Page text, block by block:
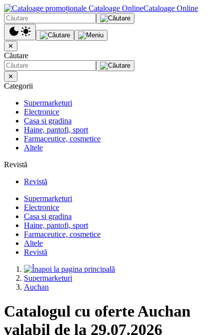
Cataloage Online
✕
Căutare
✕
Categorii
Supermarketuri
Electronice
Casa si gradina
Haine, pantofi, sport
Farmaceutice, cosmetice
Altele
Revistă
Revistă
Supermarketuri
Electronice
Casa si gradina
Haine, pantofi, sport
Farmaceutice, cosmetice
Altele
Revistă
Supermarketuri
Auchan
Catalogul cu oferte Auchan
valabil de la 29.07.2026